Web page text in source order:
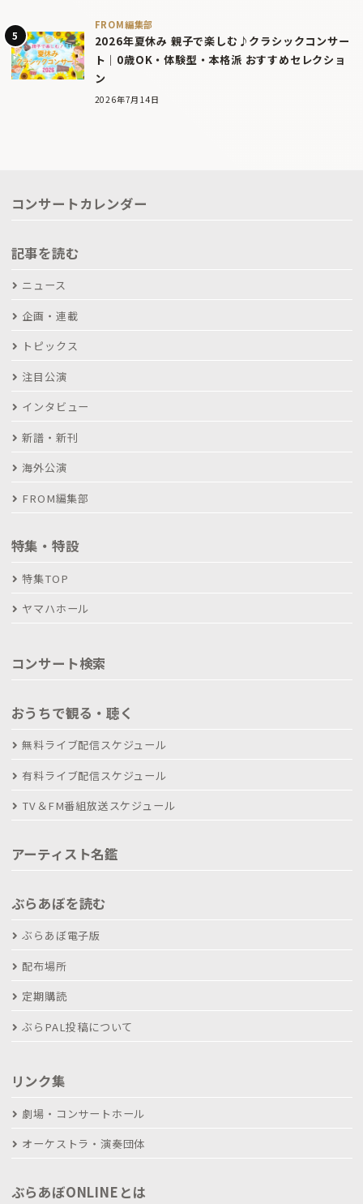
FROM編集部
2026年夏休み 親子で楽しむ♪クラシックコンサー
ト｜0歳OK・体験型・本格派 おすすめセレクショ
ン
2026年7月14日
コンサートカレンダー
記事を読む
ニュース
企画・連載
トピックス
注目公演
インタビュー
新譜・新刊
海外公演
FROM編集部
特集・特設
特集TOP
ヤマハホール
コンサート検索
おうちで観る・聴く
無料ライブ配信スケジュール
有料ライブ配信スケジュール
TV＆FM番組放送スケジュール
アーティスト名鑑
ぶらあぼを読む
ぶらあぼ電子版
配布場所
定期購読
ぶらPAL投稿について
リンク集
劇場・コンサートホール
オーケストラ・演奏団体
ぶらあぼONLINEとは